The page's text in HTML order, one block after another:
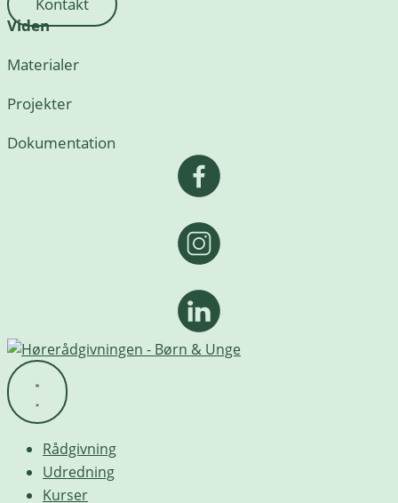
Viden
Materialer
Projekter
Dokumentation
Rådgivning
Udredning
Kurser